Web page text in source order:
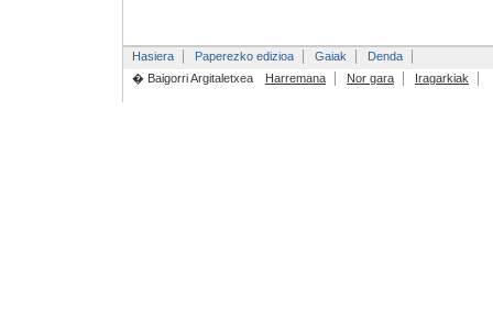
Hasiera Paperezko edizioa Gaiak
Denda
� Baigorri Argitaletxea
Harremana Nor gara Iragarkiak